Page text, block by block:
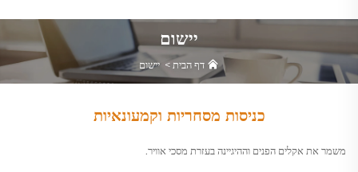
יישום
דף הבית > יישום
כניסות מסחריות וקמעונאיות
משמר את אקלים הפנים וההיגיינה בעזרת מסכי אוויר.